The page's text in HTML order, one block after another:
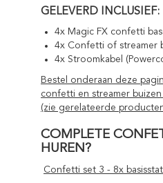
GELEVERD INCLUSIEF:
4x Magic FX confetti
4x Confetti of streamer
4x Stroomkabel
Bestel onderaan deze
confetti en streamer
(zie gerelateerde
COMPLETE
HUREN?
Confetti set 3 - 8x